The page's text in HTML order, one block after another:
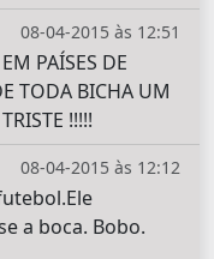
08-04-2015 às 12:51
PAÍSES DE
TODA BICHA UM
!!!!!
08-04-2015 às 12:12
a boca. Bobo.